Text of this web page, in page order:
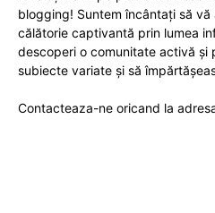
blogging! Suntem încântați să vă
călătorie captivantă prin lumea
descoperi o comunitate activă și
subiecte variate și să
Contacteaza-ne oricand la